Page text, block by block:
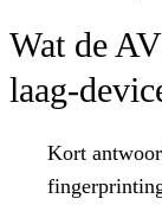
Wat de
laag-
Kort